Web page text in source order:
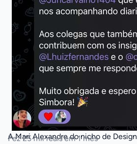
A Mari Alexandre do nicho de Design
Fez 25 mil reais em 1 mês